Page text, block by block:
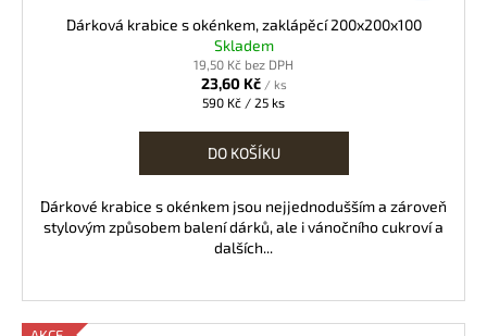
Dárková krabice s okénkem, zaklápěcí 200x200x100
Skladem
19,50 Kč bez DPH
23,60 Kč / ks
Měrná
590 Kč / 25 ks
DO KOŠÍKU
Dárkové krabice s okénkem jsou nejjednodušším a zároveň
stylovým způsobem balení dárků, ale i vánočního cukroví a
dalších...